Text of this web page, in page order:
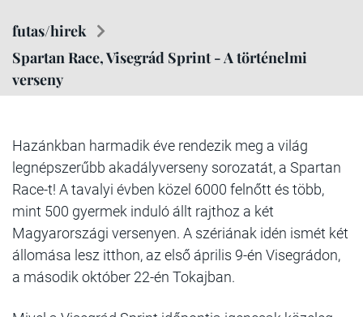
futas/hirek
Spartan Race, Visegrád Sprint - A történelmi
verseny
Hazánkban harmadik éve rendezik meg a világ
legnépszerűbb akadályverseny sorozatát, a Spartan
Race-t! A tavalyi évben közel 6000 felnőtt és több,
mint 500 gyermek induló állt rajthoz a két
Magyarországi versenyen. A szériának idén ismét két
állomása lesz itthon, az első április 9-én Visegrádon,
a második október 22-én Tokajban.